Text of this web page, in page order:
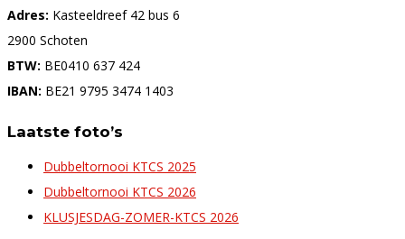
Adres: Kasteeldreef 42 bus 6
2900 Schoten
BTW: BE0410 637 424
IBAN: BE21 9795 3474 1403
Laatste foto’s
Dubbeltornooi KTCS 2025
Dubbeltornooi KTCS 2026
KLUSJESDAG-ZOMER-KTCS 2026